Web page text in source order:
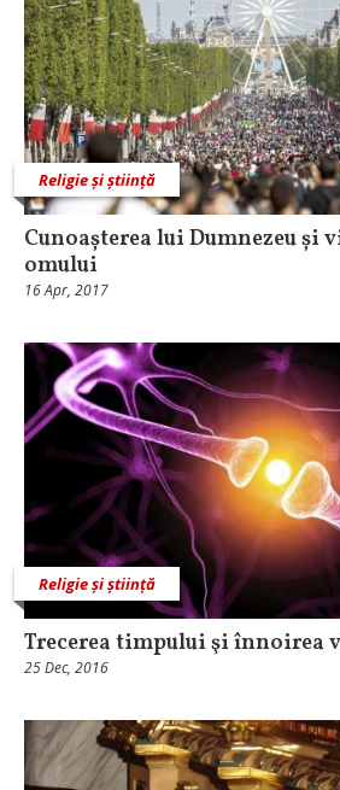
Religie și știință
Cunoașterea lui Dumnezeu și
omului
16 Apr, 2017
Religie și știință
Trecerea timpului şi înnoirea
25 Dec, 2016